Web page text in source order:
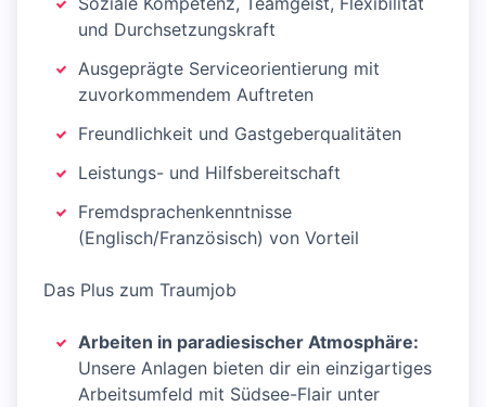
und Durchsetzungskraft
Ausgeprägte Serviceorientierung mit
zuvorkommendem Auftreten
Freundlichkeit und Gastgeberqualitäten
Leistungs- und Hilfsbereitschaft
Fremdsprachenkenntnisse
(Englisch/Französisch) von Vorteil
Das Plus zum Traumjob
Arbeiten in paradiesischer Atmosphäre:
Unsere Anlagen bieten dir ein einzigartiges
Arbeitsumfeld mit Südsee-Flair unter